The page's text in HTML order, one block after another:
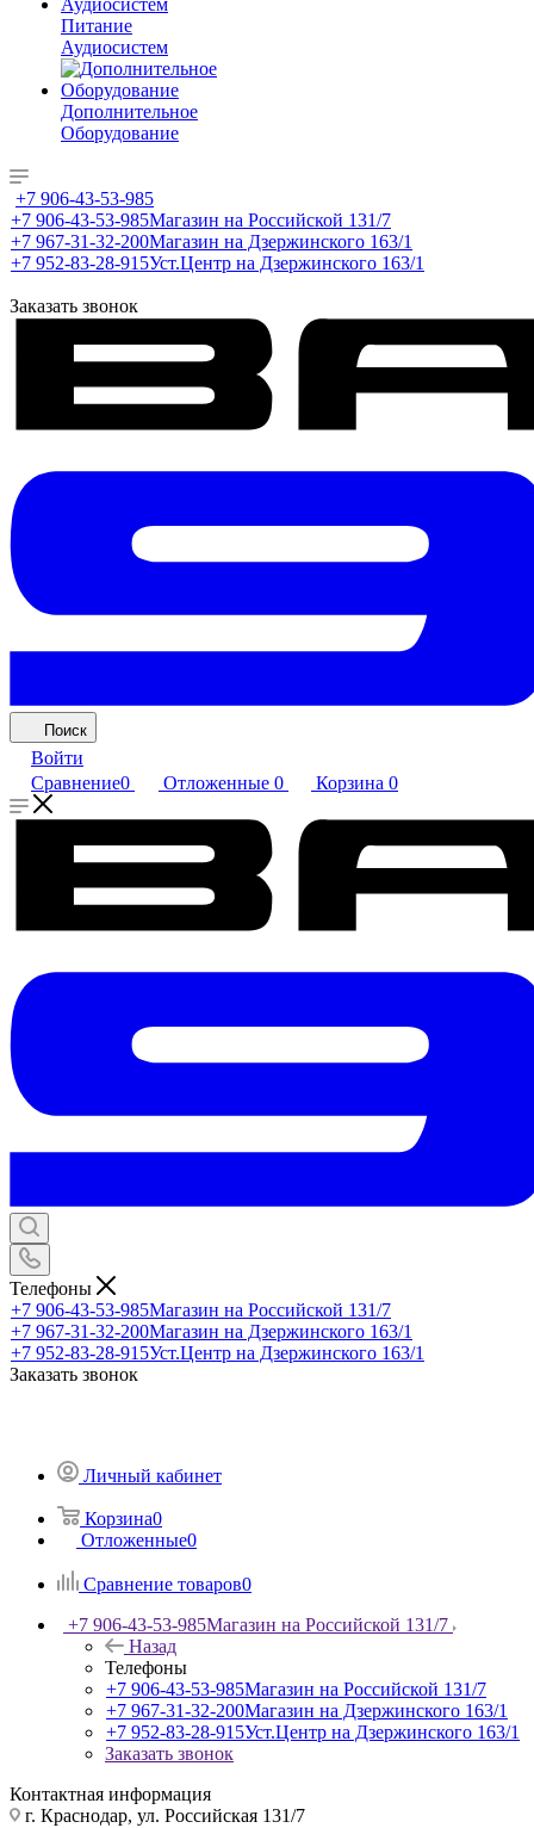
Питание
Аудиосистем
Дополнительное
Оборудование
+7 906-43-53-985
+7 906-43-53-985Магазин на Российской 131/7
+7 967-31-32-200Магазин на Дзержинского 163/1
+7 952-83-28-915Уст.Центр на Дзержинского 163/1
Заказать звонок
Поиск
Войти
Сравнение0 Отложенные 0 Корзина 0
Телефоны
+7 906-43-53-985Магазин на Российской 131/7
+7 967-31-32-200Магазин на Дзержинского 163/1
+7 952-83-28-915Уст.Центр на Дзержинского 163/1
Заказать звонок
Личный кабинет
Корзина0
Отложенные0
Сравнение товаров0
+7 906-43-53-985Магазин на Российской 131/7
Назад
Телефоны
+7 906-43-53-985Магазин на Российской 131/7
+7 967-31-32-200Магазин на Дзержинского 163/1
+7 952-83-28-915Уст.Центр на Дзержинского 163/1
Заказать звонок
Контактная информация
г. Краснодар, ул. Российская 131/7